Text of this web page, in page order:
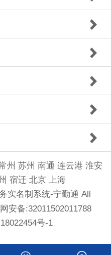
州 苏州 南通 连云港 淮安
宿迁 北京 上海
实名制系统-宁勤通 All
安备:32011502011788
号-1